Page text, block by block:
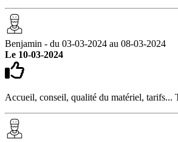
Benjamin - du 03-03-2024 au 08-03-2024
Le 10-03-2024
Accueil, conseil, qualité du matériel, tarifs...